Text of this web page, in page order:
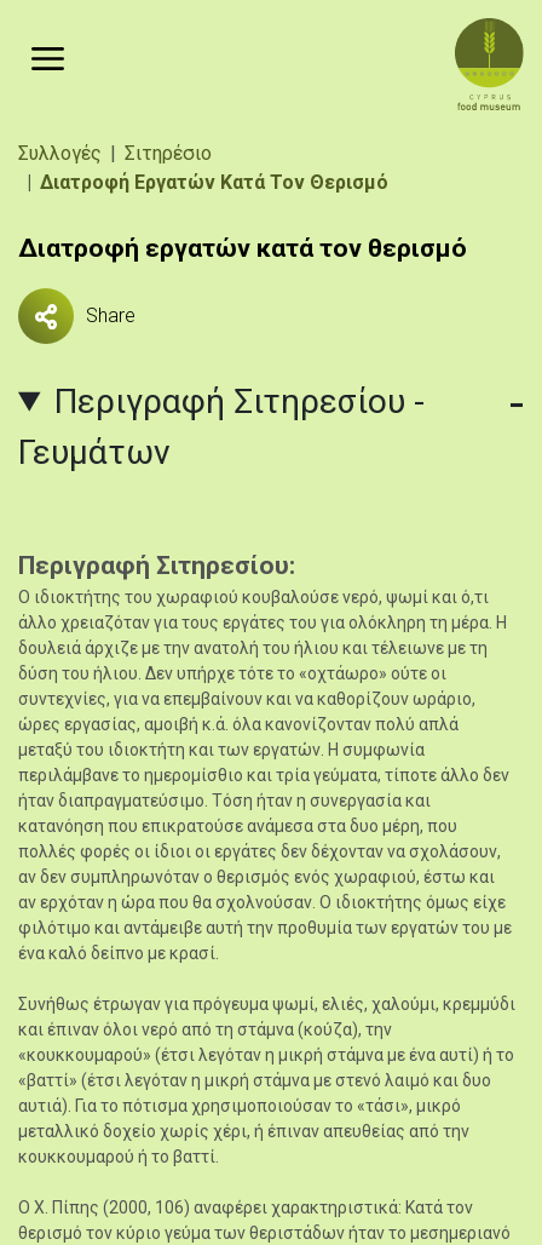
Breadcrumb
Συλλογές
Σιτηρέσιο
Διατροφή Εργατών Κατά Τον Θερισμό
Διατροφή εργατών κατά τον θερισμό
Share
Περιγραφή Σιτηρεσίου -
Γευμάτων
Περιγραφή Σιτηρεσίου
Ο ιδιοκτήτης του χωραφιού κουβαλούσε νερό, ψωμί και ό,τι
άλλο χρειαζόταν για τους εργάτες του για ολόκληρη τη μέρα. Η
δουλειά άρχιζε με την ανατολή του ήλιου και τέλειωνε με τη
δύση του ήλιου. Δεν υπήρχε τότε το «οχτάωρο» ούτε οι
συντεχνίες, για να επεμβαίνουν και να καθορίζουν ωράριο,
ώρες εργασίας, αμοιβή κ.ά. όλα κανονίζονταν πολύ απλά
μεταξύ του ιδιοκτήτη και των εργατών. Η συμφωνία
περιλάμβανε το ημερομίσθιο και τρία γεύματα, τίποτε άλλο δεν
ήταν διαπραγματεύσιμο. Τόση ήταν η συνεργασία και
κατανόηση που επικρατούσε ανάμεσα στα δυο μέρη, που
πολλές φορές οι ίδιοι οι εργάτες δεν δέχονταν να σχολάσουν,
αν δεν συμπληρωνόταν ο θερισμός ενός χωραφιού, έστω και
αν ερχόταν η ώρα που θα σχολνούσαν. Ο ιδιοκτήτης όμως είχε
φιλότιμο και αντάμειβε αυτή την προθυμία των εργατών του με
ένα καλό δείπνο με κρασί.
Συνήθως έτρωγαν για πρόγευμα ψωμί, ελιές, χαλούμι, κρεμμύδι
και έπιναν όλοι νερό από τη στάμνα (κούζα), την
«κουκκουμαρού» (έτσι λεγόταν η μικρή στάμνα με ένα αυτί) ή το
«βαττί» (έτσι λεγόταν η μικρή στάμνα με στενό λαιμό και δυο
αυτιά). Για το πότισμα χρησιμοποιούσαν το «τάσι», μικρό
μεταλλικό δοχείο χωρίς χέρι, ή έπιναν απευθείας από την
κουκκουμαρού ή το βαττί.
Ο Χ. Πίπης (2000, 106) αναφέρει χαρακτηριστικά: Κατά τον
θερισμό τον κύριο γεύμα των θεριστάδων ήταν το μεσημεριανό